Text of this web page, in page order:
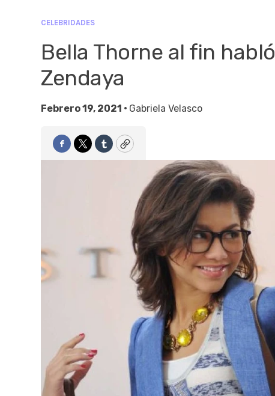
CELEBRIDADES
Bella Thorne al fin
Zendaya
Febrero 19, 2021 • Gabriela Velasco
Facebook
TwitterTumblrCopy